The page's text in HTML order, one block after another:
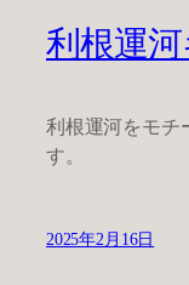
利根運
利根運河をモチ
す。
2025年2月16日